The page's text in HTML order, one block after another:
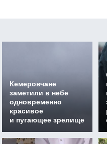
Кемеровчане
заметили в небе
одновременно
красивое
и пугающее зрелище